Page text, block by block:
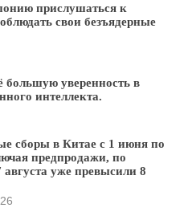
прислушаться к
свои безъядерные
большую уверенность в
интеллекта.
сборы в Китае с 1 июня по
предпродажи, по
августа уже превысили 8